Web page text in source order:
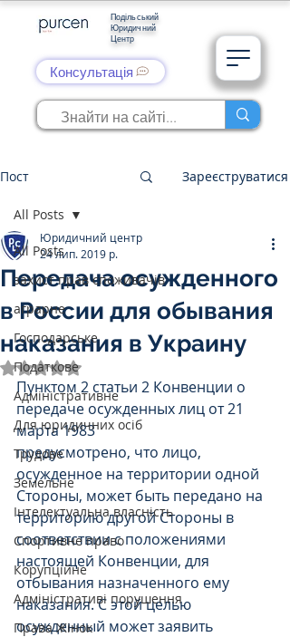
Подільський
Юридичний
Центр
Консультація
Пост Зареєструватися
All Posts
захист прав споживачів
аграрне
Господарське
Податкове
Адміністративне
Для юридичних осіб
Трудове
Земельне
Інтелектуальна власність
Спортивне право
Корупційне
Адміністративі порушення
Права Жінок
All Posts
Передача осужденного
в России для обывания
наказания в Украину
Юридичний центр
24 лип. 2019 р.
Оцінка: NaN з 5 зірок.
Пунктом 2 статьи 2 Конвенции о
передаче осужденных лиц от 21
марта 1983
предусмотрено, что лицо,
осужденное на территории одной
Стороны, может быть передано на
территорию другой Стороны в
соответствии с положениями
настоящей Конвенции, для
отбывания назначенного ему
наказания. С этой целью
осужденный может заявить